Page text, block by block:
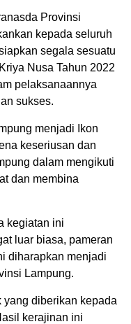
Provinsi
kepada seluruh
segala sesuatu
Nusa Tahun 2022
pelaksanaannya
sukses.
menjadi Ikon
keseriusan dan
dalam mengikuti
dan membina
kegiatan ini
luar biasa, pameran
diharapkan menjadi
Lampung.
yang diberikan kepada
kerajinan ini